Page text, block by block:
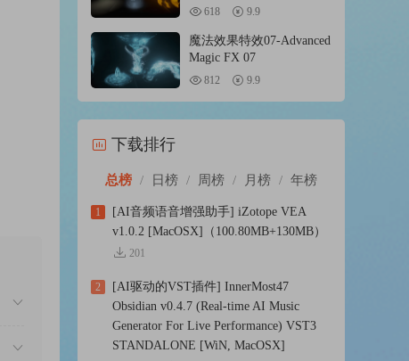
618 9.9
魔法效果特效07-Advanced
Magic FX 07
812 9.9
下载排行
总榜 / 日榜 / 周榜 / 月榜 / 年榜
1
[AI音频语音增强助手] iZotope VEA
v1.0.2 [MacOSX]（100.80MB+130MB）
201
2
[AI驱动的VST插件] InnerMost47
Obsidian v0.4.7 (Real-time AI Music
Generator For Live Performance) VST3
STANDALONE [WiN, MacOSX]